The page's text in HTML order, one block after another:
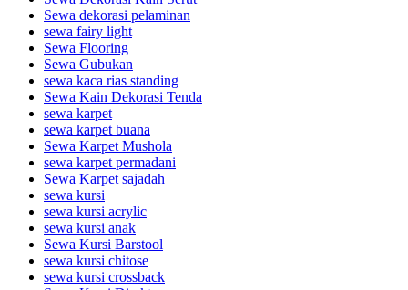
Sewa dekorasi pelaminan
sewa fairy light
Sewa Flooring
Sewa Gubukan
sewa kaca rias standing
Sewa Kain Dekorasi Tenda
sewa karpet
sewa karpet buana
Sewa Karpet Mushola
sewa karpet permadani
Sewa Karpet sajadah
sewa kursi
sewa kursi acrylic
sewa kursi anak
Sewa Kursi Barstool
sewa kursi chitose
sewa kursi crossback